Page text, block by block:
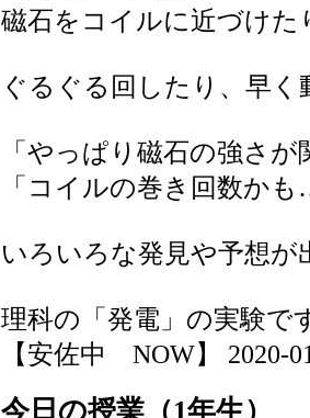
磁石をコイルに近づけた
ぐるぐる回したり、早く
「やっぱり磁石の強さ
「コイルの巻き回数か
いろいろな発見や予想が
理科の「発電」の実験で
【安佐中 NOW】 2020-
今日の授業（1年生）